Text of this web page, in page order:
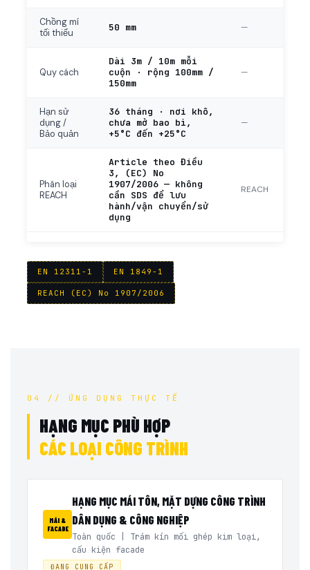
Chồng mí
tối thiểu
50 mm —
Quy cách
Dài 3m / 10m mỗi
cuộn · rộng 100mm /
150mm
—
Hạn sử
dụng /
Bảo quản
36 tháng · nơi khô,
chưa mở bao bì,
+5°C đến +25°C
—
Phân loại
REACH
Article theo Điều
3, (EC) No
1907/2006 — không
cần SDS để lưu
hành/vận chuyển/sử
dụng
REACH
EN 12311-1 EN 1849-1
REACH (EC) No 1907/2006
04 // ỨNG DỤNG THỰC TẾ
HẠNG MỤC PHÙ HỢP
CÁC LOẠI CÔNG TRÌNH
MÁI &
FACADE
HẠNG MỤC MÁI TÔN, MẶT DỰNG CÔNG TRÌNH
DÂN DỤNG & CÔNG NGHIỆP
Toàn quốc | Trám kín mối ghép kim loại,
cấu kiện facade
ĐANG CUNG CẤP